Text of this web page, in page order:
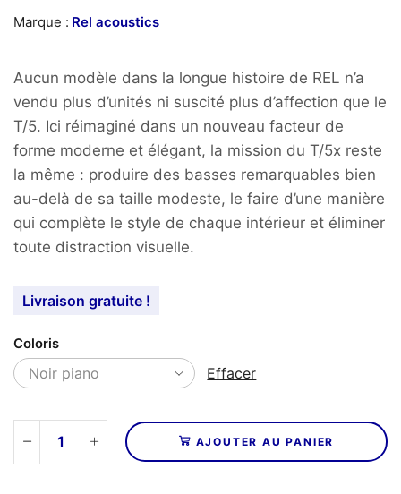
Marque : Rel acoustics
Aucun modèle dans la longue histoire de REL n’a
vendu plus d’unités ni suscité plus d’affection que le
T/5. Ici réimaginé dans un nouveau facteur de
forme moderne et élégant, la mission du T/5x reste
la même : produire des basses remarquables bien
au-delà de sa taille modeste, le faire d’une manière
qui complète le style de chaque intérieur et éliminer
toute distraction visuelle.
Livraison gratuite !
Coloris
Effacer
quantité
de
AJOUTER AU PANIER